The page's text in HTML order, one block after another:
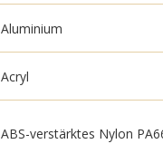
Aluminium
Acryl
ABS-verstärktes Nylon